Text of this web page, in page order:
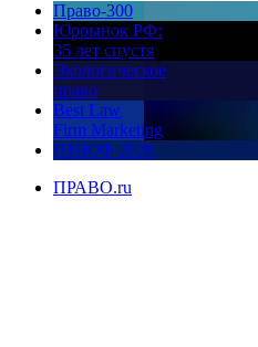
Право-300
Юррынок РФ:
35 лет спустя
Экологическое
право
Best Law
Firm Marketing
ПМЮФ 2026
ПРАВО.ru